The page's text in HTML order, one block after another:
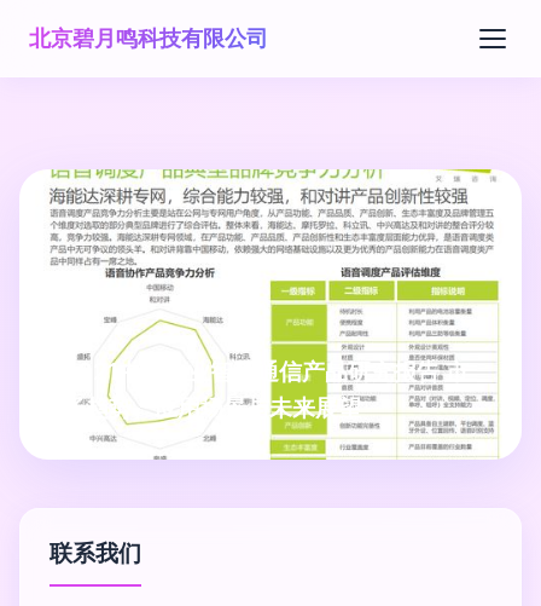
北京碧月鸣科技有限公司
2021中国企业智慧通信产品研究报告 市
场趋势、应用场景与未来展望
联系我们